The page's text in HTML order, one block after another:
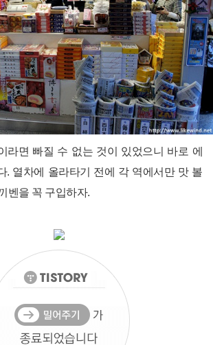
라면 빠질 수 없는 것이 있었으니 바로 에
. 열차에 올라타기 전에 각 역에서만 맛 볼
벤을 꼭 구입하자.